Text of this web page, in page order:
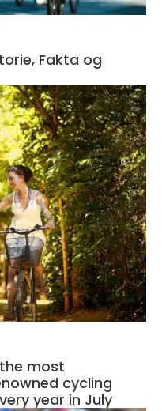
Fakta og
most
cycling
year in July